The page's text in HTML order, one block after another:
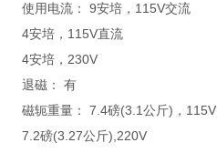
使用电流： 9安培，115V交流
4安培，115V直流
4安培，230V
退磁： 有
磁轭重量： 7.4磅(3.1公斤)，115V
7.2磅(3.27公斤),220V